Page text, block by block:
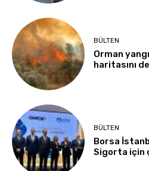
BÜLTEN
Orman
haritasını
BÜLTEN
Borsa
Sigorta için